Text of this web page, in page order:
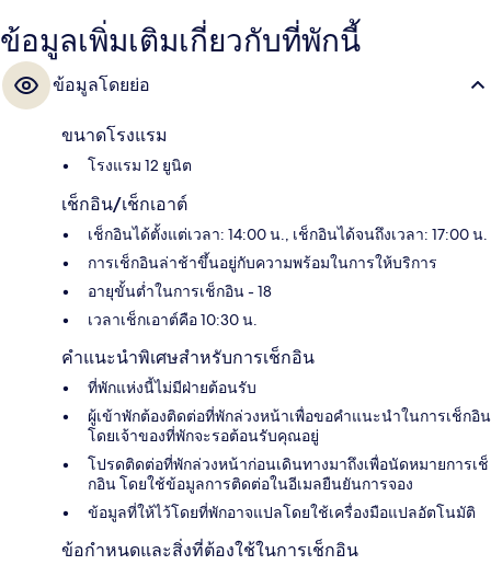
ข้อมูลเพิ่มเติมเกี่ยวกับที่พักนี้
ข้อมูลโดยย่อ
ขนาดโรงแรม
โรงแรม 12 ยูนิต
เช็กอิน/เช็กเอาต์
เช็กอินได้ตั้งแต่เวลา: 14:00 น., เช็กอินได้จนถึงเวลา: 17:00 น.
การเช็กอินล่าช้าขึ้นอยู่กับความพร้อมในการให้บริการ
อายุขั้นต่ำในการเช็กอิน - 18
เวลาเช็กเอาต์คือ 10:30 น.
คำแนะนำพิเศษสำหรับการเช็กอิน
ที่พักแห่งนี้ไม่มีฝ่ายต้อนรับ
ผู้เข้าพักต้องติดต่อที่พักล่วงหน้าเพื่อขอคำแนะนำในการเช็กอิน
โดยเจ้าของที่พักจะรอต้อนรับคุณอยู่
โปรดติดต่อที่พักล่วงหน้าก่อนเดินทางมาถึงเพื่อนัดหมายการเช็
กอิน โดยใช้ข้อมูลการติดต่อในอีเมลยืนยันการจอง
ข้อมูลที่ให้ไว้โดยที่พักอาจแปลโดยใช้เครื่องมือแปลอัตโนมัติ
ข้อกำหนดและสิ่งที่ต้องใช้ในการเช็กอิน